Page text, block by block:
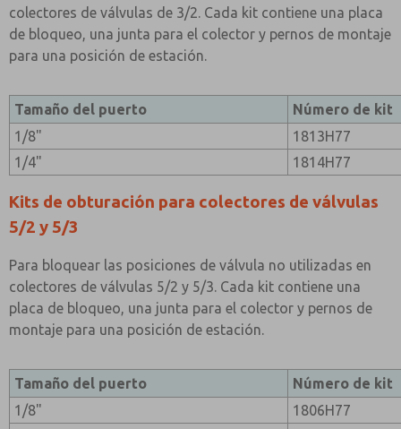
colectores de válvulas de 3/2. Cada kit contiene una placa
de bloqueo, una junta para el colector y pernos de montaje
para una posición de estación.
Tamaño del puerto
Número de kit
1/8"
1813H77
1/4"
1814H77
Kits de obturación para colectores de válvulas
5/2 y 5/3
Para bloquear las posiciones de válvula no utilizadas en
colectores de válvulas 5/2 y 5/3. Cada kit contiene una
placa de bloqueo, una junta para el colector y pernos de
montaje para una posición de estación.
Tamaño del puerto
Número de kit
1/8"
1806H77